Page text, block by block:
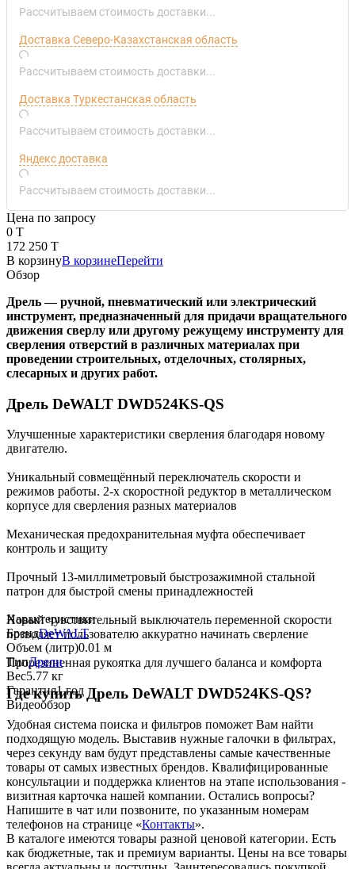
Рассчитываем стоимость доставки...
Доставка Северо-Казахстанская область
Рассчитываем стоимость доставки...
Доставка Туркестанская область
Рассчитываем стоимость доставки...
Яндекс доставка
Рассчитываем стоимость доставки...
Цена по запросу
0 T
172 250 T
В корзинуВ корзинеПерейти
Обзор
Дрель — ручной, пневматический или электрический
инструмент, предназначенный для придачи вращательного
движения сверлу или другому режущему инструменту для
сверления отверстий в различных материалах при
проведении строительных, отделочных, столярных,
слесарных и других работ.
Дрель DeWALT DWD524KS-QS
Улучшенные характеристики сверления благодаря новому
двигателю.
Уникальный совмещённый переключатель скорости и
режимов работы. 2-х скоростной редуктор в металлическом
корпусе для сверления разных материалов
Механическая предохранительная муфта обеспечивает
контроль и защиту
Прочный 13-миллиметровый быстрозажимной стальной
патрон для быстрой смены принадлежностей
Новый чувствительный выключатель переменной скорости
позволяет пользователю аккуратно начинать сверление
Прорезиненная рукоятка для лучшего баланса и комфорта
Где купить Дрель DeWALT DWD524KS-QS?
Удобная система поиска и фильтров поможет Вам найти
подходящую модель. Выставив нужные галочки в фильтрах,
через секунду вам будут представлены самые качественные
товары от самых известных брендов. Квалифицированные
консультации и поддержка клиентов на этапе использования -
визитная карточка нашей компании. Остались вопросы?
Напишите в чат или позвоните, по указанным номерам
телефонов на странице «Контакты».
В каталоге имеются товары разной ценовой категории. Есть
как бюджетные, так и премиум варианты. Цены на все товары
Характеристики
БрендDeWALT
Объем (литр)0.01 м
ТипДрели
Вес5.77 кг
Гарантия1 год
Видеообзор